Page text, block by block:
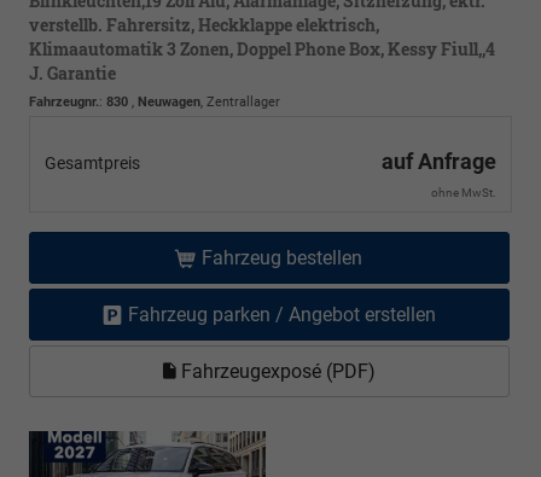
verstellb. Fahrersitz, Heckklappe elektrisch,
Klimaautomatik 3 Zonen, Doppel Phone Box, Kessy Fiull,,4
J. Garantie
Fahrzeugnr.: 830 , Neuwagen, Zentrallager
Gesamtpreis auf Anfrage
ohne MwSt.
Fahrzeug bestellen
Fahrzeug parken / Angebot erstellen
Fahrzeugexposé (PDF)